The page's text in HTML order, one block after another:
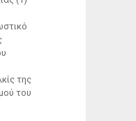
της
του